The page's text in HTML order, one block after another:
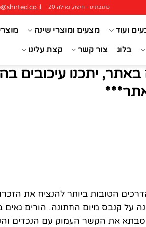
כתובתינו - חיפה, גאולה 20
ועוד מצעים ומוצרי שינה
בלוג צור קשר קצת עלינו
יתכנו עיכובים
הטובות ביותר להנציח את
על קנבס מיום החתונה. הורים
וסבתא את הקשר העמוק עם הנכדים